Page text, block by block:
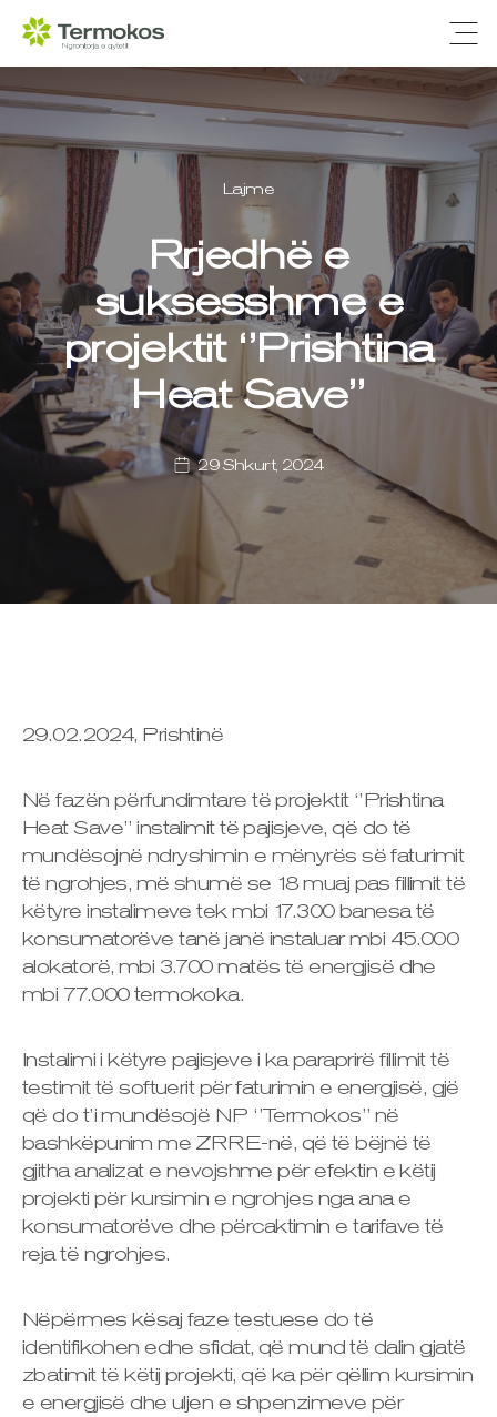
Lajme
Rrjedhë e
suksesshme e
projektit ‘’Prishtina
Heat Save’’
29 Shkurt, 2024
29.02.2024, Prishtinë
Në fazën përfundimtare të projektit ‘’Prishtina
Heat Save’’ instalimit të pajisjeve, që do të
mundësojnë ndryshimin e mënyrës së faturimit
të ngrohjes, më shumë se 18 muaj pas fillimit të
këtyre instalimeve tek mbi 17.300 banesa të
konsumatorëve tanë janë instaluar mbi 45.000
alokatorë, mbi 3.700 matës të energjisë dhe
mbi 77.000 termokoka.
Instalimi i këtyre pajisjeve i ka paraprirë fillimit të
testimit të softuerit për faturimin e energjisë, gjë
që do t’i mundësojë NP ‘’Termokos’’ në
bashkëpunim me ZRRE-në, që të bëjnë të
gjitha analizat e nevojshme për efektin e këtij
projekti për kursimin e ngrohjes nga ana e
konsumatorëve dhe përcaktimin e tarifave të
reja të ngrohjes.
Nëpërmes kësaj faze testuese do të
identifikohen edhe sfidat, që mund të dalin gjatë
zbatimit të këtij projekti, që ka për qëllim kursimin
e energjisë dhe uljen e shpenzimeve për